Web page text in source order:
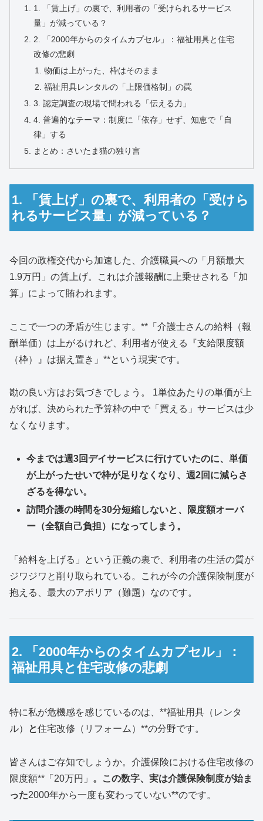
1. 「賃上げ」の裏で、利用者の「受けられるサービス
量」が減っている？
2. 「2000年からのタイムカプセル」：福祉用具と住宅
改修の悲劇
物価は上がった、枠はそのまま
福祉用具レンタルの「上限価格制」の罠
3. 認定調査の現場で問われる「伝える力」
4. 普遍的なテーマ：制度に「依存」せず、知恵で「自
律」する
まとめ：さいたま猫の独り言
1. 「賃上げ」の裏で、利用者の「受けら
れるサービス量」が減っている？
今回の政権交代から加速した、介護職員への「月額最大
1.9万円」の賃上げ。これは介護報酬に上乗せされる「加
算」によって賄われます。
ここで一つの矛盾が生じます。**「介護士さんの給料（報
酬単価）は上がるけれど、利用者が使える『支給限度額
（枠）』は据え置き」**という現実です。
勘の良い方はお気づきでしょう。 1単位あたりの単価が上
がれば、決められた予算枠の中で「買える」サービスは少
なくなります。
今までは週3回デイサービスに行けていたのに、単価
が上がったせいで枠が足りなくなり、週2回に減らさ
ざるを得ない。
訪問介護の時間を30分短縮しないと、限度額オーバ
ー（全額自己負担）になってしまう。
「給料を上げる」という正義の裏で、利用者の生活の質が
ジワジワと削り取られている。これが今の介護保険制度が
抱える、最大のアポリア（難題）なのです。
2. 「2000年からのタイムカプセル」：
福祉用具と住宅改修の悲劇
特に私が危機感を感じているのは、**福祉用具（レンタ
ル）
と住宅改修（リフォーム）**の分野です。
皆さんはご存知でしょうか。介護保険における住宅改修の
限度額**「20万円」 。この数字、実は介護保険制度が始ま
った2000年から一度も変わっていない**のです。